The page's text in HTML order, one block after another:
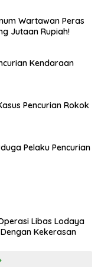
Wartawan Peras
Jutaan Rupiah!
Kendaraan
Pencurian Rokok
Pelaku Pencurian
Libas Lodaya
Kekerasan